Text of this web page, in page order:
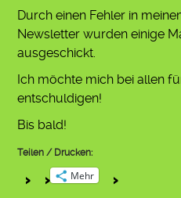
Durch einen Fehler in
Newsletter wurden einige
ausgeschickt.
Ich möchte mich bei allen
entschuldigen!
Bis bald!
Teilen / Drucken:
Mehr